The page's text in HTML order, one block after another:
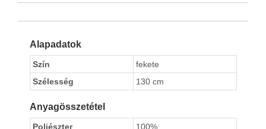
Alapadatok
Szín
fekete
Szélesség
130 cm
Anyagösszetétel
Poliészter 100%